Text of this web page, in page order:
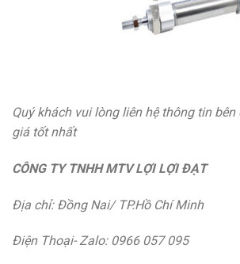
Quý khách vui lòng liên hệ thông tin
giá tốt nhất
CÔNG TY TNHH MTV LỢI LỢI ĐẠT
Địa chỉ: Đồng Nai/ TP.Hồ Chí Minh
Điện Thoại- Zalo: 0966 057 095